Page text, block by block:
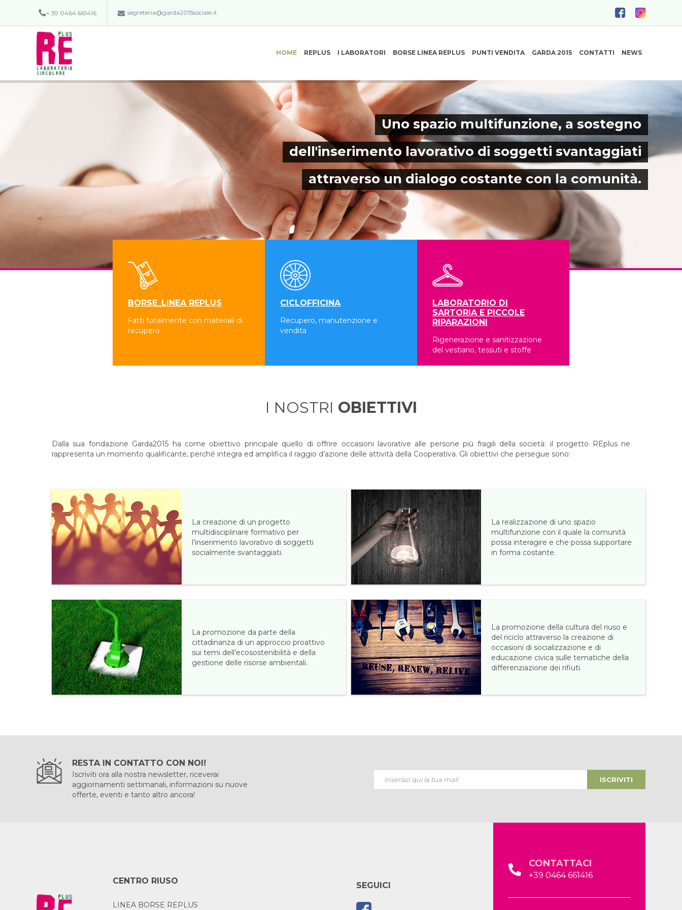
+ 39 0464 661416 segreteria@garda2015sociale.it
HOME REPLUS I LABORATORI BORSE LINEA REPLUS PUNTI VENDITA GARDA 2015 CONTATTI NEWS
Uno spazio multifunzione, a sostegno
dell'inserimento lavorativo di soggetti svantaggiati
attraverso un dialogo costante con la comunità.
BORSE_LINEA REPLUS
Fatti totalmente con materiali di
recupero
CICLOFFICINA
Recupero, manutenzione e
vendita
LABORATORIO DI
SARTORIA E PICCOLE
RIPARAZIONI
Rigenerazione e sanitizzazione
del vestiario, tessuti e stoffe
I NOSTRI OBIETTIVI
Dalla sua fondazione Garda2015 ha come obiettivo principale quello di offrire occasioni lavorative alle persone più fragili della società: il progetto REplus ne
rappresenta un momento qualificante, perché integra ed amplifica il raggio d’azione delle attività della Cooperativa. Gli obiettivi che persegue sono:
La creazione di un progetto
multidisciplinare formativo per
l’inserimento lavorativo di soggetti
socialmente svantaggiati.
La promozione da parte della
cittadinanza di un approccio proattivo
sui temi dell’ecosostenibilità e della
gestione delle risorse ambientali.
La realizzazione di uno spazio
multifunzione con il quale la comunità
possa interagire e che possa supportare
in forma costante.
La promozione della cultura del riuso e
del riciclo attraverso la creazione di
occasioni di socializzazione e di
educazione civica sulle tematiche della
differenziazione dei rifiuti.
RESTA IN CONTATTO CON NOI!
Iscriviti ora alla nostra newsletter, riceverai
aggiornamenti settimanali, informazioni su nuove
offerte, eventi e tanto altro ancora!
ISCRIVITI
CENTRO RIUSO
LINEA BORSE REPLUS
SEGUICI
CONTATTACI
+39 0464 661416